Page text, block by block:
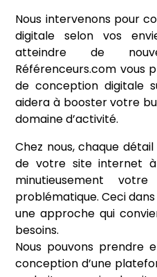
Nous intervenons pour
digitale selon vos
atteindre de
Référenceurs.com vous
de conception digitale
aidera à booster votre
domaine d’activité.
Chez nous, chaque
de votre site internet à
minutieusement
problématique. Ceci
une approche qui
besoins.
Nous pouvons prendre
conception d’une